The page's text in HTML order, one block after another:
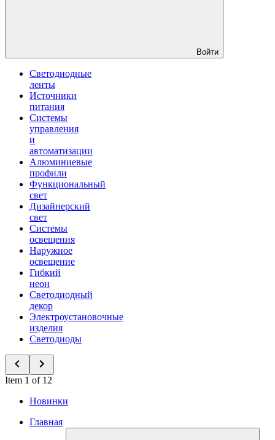
Войти
Светодиодные
ленты
Источники
питания
Системы
управления
и
автоматизации
Алюминиевые
профили
Функциональный
свет
Дизайнерский
свет
Системы
освещения
Наружное
освещение
Гибкий
неон
Светодиодный
декор
Электроустановочные
изделия
Светодиоды
Item 1 of 12
Новинки
Главная